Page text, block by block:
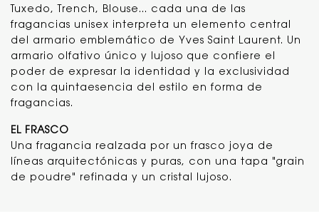
Tuxedo, Trench, Blouse... cada una de las
fragancias unisex interpreta un elemento central
del armario emblemático de Yves Saint Laurent. Un
armario olfativo único y lujoso que confiere el
poder de expresar la identidad y la exclusividad
con la quintaesencia del estilo en forma de
fragancias.
EL FRASCO
Una fragancia realzada por un frasco joya de
líneas arquitectónicas y puras, con una tapa "grain
de poudre" refinada y un cristal lujoso.